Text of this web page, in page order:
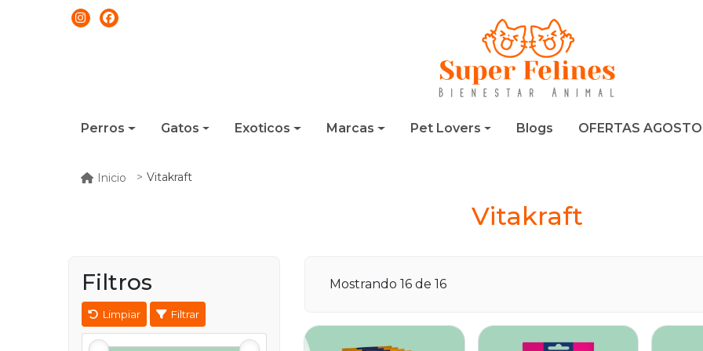
Perros Gatos Exoticos Marcas Pet Lovers Blogs OFERTAS AGOSTO
Inicio Vitakraft
Vitakraft
Filtros
Limpiar Filtrar
Mostrando 16 de 16